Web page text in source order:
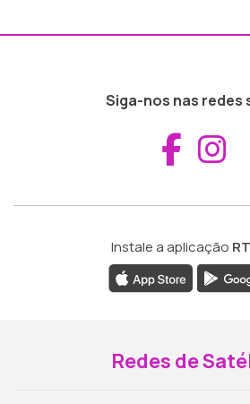
Siga-nos nas redes
Instale a aplicação
Redes de